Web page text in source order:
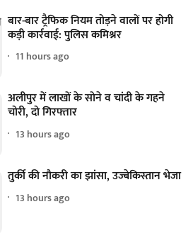
बार-बार ट्रैफिक नियम तोड़ने वालों पर होगी
कड़ी कार्रवाई: पुलिस कमिश्नर
11 hours ago
अलीपुर में लाखों के सोने व चांदी के गहने
चोरी, दो गिरफ्तार
13 hours ago
तुर्की की नौकरी का झांसा, उज्बेकिस्तान भेजा
13 hours ago